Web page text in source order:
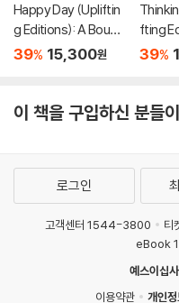
Happy Day (Upliftin
g Editions): A Bouqu
et in a Book (부케북 /
39% 15,300원
fting
This
39%
이 책을 구입하신 분들
로그인
고객센터 1544-3800 티
eBook
예스이십
이용약관
개인